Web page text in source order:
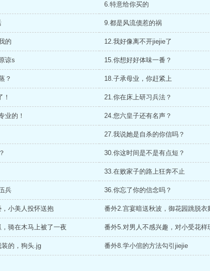
6.特意给你买的
9.都是风流债惹的祸
的 12.我好像离不开jiejie了
谅s 15.你想好好体味一番？
？ 18.子承母业，你赶紧上
！ 21.你在床上研习兵法？
业的！ 24.您六皇子还有名声？
27.我说她是自杀的你信吗？
30.你这时间是不是有点短？
33.在败家子的路上狂奔不止
兵 36.你忘了你的信念吗？
小美人投怀送抱 番外2.宫宴暗送秋波，御花园跳脱衣
骑在木马上被了一夜 番外5.对男人不感兴趣，对小受花样
的，狗头.jg 番外8.学小倌的方法勾引jiejie